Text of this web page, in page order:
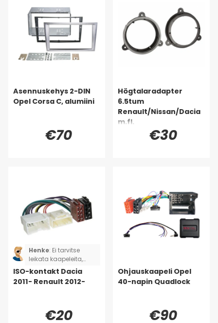
Asennuskehys 2-DIN
Opel Corsa C, alumiini
€70
Högtalaradapter
6.5tum
Renault/Nissan/Dacia
m.fl.
€30
Henke: Ei tarvitse
leikata kaapeleita,
hyvä!
ISO-kontakt Dacia
2011- Renault 2012-
€20
Ohjauskaapeli Opel
40-napin Quadlock
€90